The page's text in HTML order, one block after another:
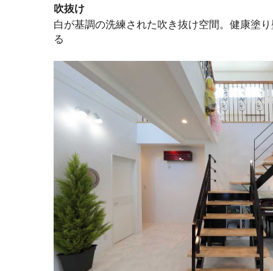
吹抜け
白が基調の洗練された吹き抜け空間。健康塗
る